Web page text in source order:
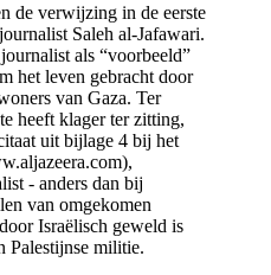
de verwijzing in de eerste
Saleh al-Jafawari.
als “voorbeeld”
het leven gebracht door
van Gaza. Ter
heeft klager ter zitting,
uit bijlage 4 bij het
- anders dan bij
van omgekomen
Israëlisch geweld is
Palestijnse militie.